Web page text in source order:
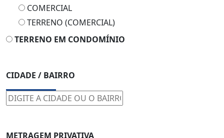
COMERCIAL
TERRENO (COMERCIAL)
TERRENO EM CONDOMÍNIO
CIDADE / BAIRRO
METRAGEM PRIVATIVA